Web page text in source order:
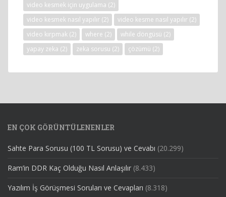
video kesmek için uygulama (2)
video kesmek nasıl yapılır (2) video kesme nasıl yapılır (2)
video kırpmak (2) where (2) while döngüsü (2)
yapay zeka (2) zeka sorusu (2) çözümü (2)
EN ÇOK GÖRÜNTÜLENENLER
Sahte Para Sorusu (100 TL Sorusu) ve Cevabı (20.299)
Ram’in DDR Kaç Olduğu Nasıl Anlaşılır (8.433)
Yazılım İş Görüşmesi Soruları ve Cevapları (8.318)